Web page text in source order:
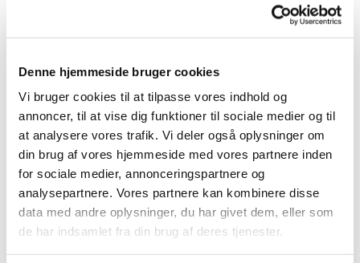
Denne hjemmeside bruger cookies
Vi bruger cookies til at tilpasse vores indhold og
annoncer, til at vise dig funktioner til sociale medier og til
at analysere vores trafik. Vi deler også oplysninger om
din brug af vores hjemmeside med vores partnere inden
for sociale medier, annonceringspartnere og
analysepartnere. Vores partnere kan kombinere disse
data med andre oplysninger, du har givet dem, eller som
de har indsamlet fra din brug af deres tjenester.
strik, nørkleri og godt selskab.
Vi snakker, griner og nyder fællesskabet sammen.
Medbring gerne din madpakke – vi sørger for
kaffe, te og en småkage.
Vi mødes d. 2. og 4. mandag i måneden